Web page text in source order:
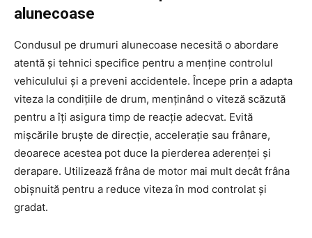
alunecoase
Condusul pe drumuri alunecoase necesită o abordare
atentă și tehnici specifice pentru a menține controlul
vehiculului și a preveni accidentele. Începe prin a adapta
viteza la condițiile de drum, menținând o viteză scăzută
pentru a îți asigura timp de reacție adecvat. Evită
mișcările bruște de direcție, accelerație sau frânare,
deoarece acestea pot duce la pierderea aderenței și
derapare. Utilizează frâna de motor mai mult decât frâna
obișnuită pentru a reduce viteza în mod controlat și
gradat.